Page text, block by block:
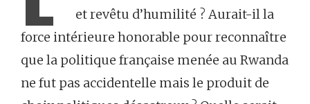
et revêtu d’humilité ? Aurait-il la
force intérieure honorable pour reconnaître
que la politique française menée au Rwanda
ne fut pas accidentelle mais le produit de